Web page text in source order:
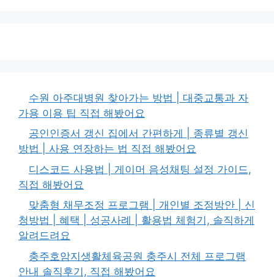
수원 아주대병원 찾아가는 방법 | 대중교통과 자
가용 이용 팁 직접 해봤어요
공인인증서 갱신 집에서 간편하게 | 종류별 갱신
방법 | 사용 연장하는 법 직접 해봤어요
디스코드 사용법 | 게이머 음성채팅 설정 가이드,
직접 해봤어요
맞춤형 채무조정 프로그램 | 개인별 조정방안 | 신
청방법 | 혜택 | 성공사례 | 활용법 체험기, 솔직하게
알려드려요
충주호암지생활체육공원 충주시 전체 프로그램
안내 솔직후기, 직접 해봤어요